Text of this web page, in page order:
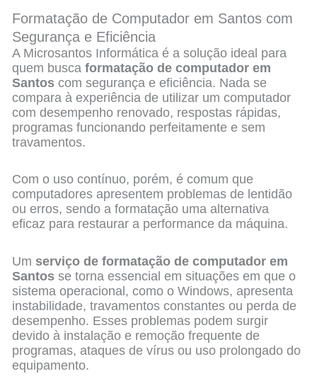
Formatação de Computador em Santos com
Segurança e Eficiência
A Microsantos Informática é a solução ideal para
quem buscaformatação de computador em
Santos com segurança e eficiência. Nada se
compara à experiência de utilizar um computador
com desempenho renovado, respostas rápidas,
programas funcionando perfeitamente e sem
travamentos.
Com o uso contínuo, porém, é comum que
computadores apresentem problemas de lentidão
ou erros, sendo a formatação uma alternativa
eficaz para restaurar a performance da máquina.
Um serviço de formatação de computador em
Santos se torna essencial em situações em que o
sistema operacional, como o Windows, apresenta
instabilidade, travamentos constantes ou perda de
desempenho. Esses problemas podem surgir
devido à instalação e remoção frequente de
programas, ataques de vírus ou uso prolongado do
equipamento.